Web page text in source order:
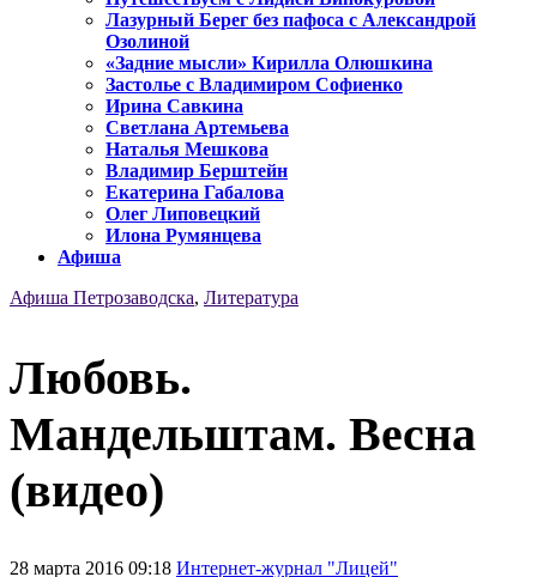
Лазурный Берег без пафоса с Александрой
Озолиной
«Задние мысли» Кирилла Олюшкина
Застолье с Владимиром Софиенко
Ирина Савкина
Светлана Артемьева
Наталья Мешкова
Владимир Берштейн
Екатерина Габалова
Олег Липовецкий
Илона Румянцева
Афиша
Афиша Петрозаводска, Литература
Любовь.
Мандельштам. Весна
(видео)
28 марта 2016 09:18 Интернет-журнал "Лицей"